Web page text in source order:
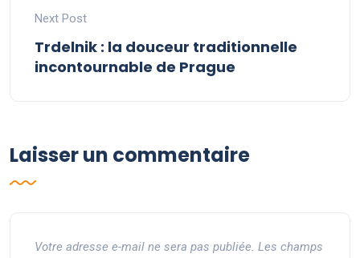
Next Post
Trdelnik : la douceur traditionnelle
incontournable de Prague
Laisser un commentaire
Votre adresse e-mail ne sera pas publiée. Les champs